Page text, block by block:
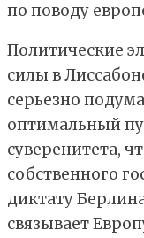
по поводу
Политические
силы в
серьезно
оптимальный
суверенитета,
собственного
диктату
связывает